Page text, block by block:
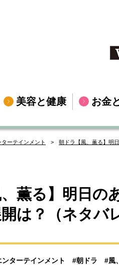
美容と健康 お金
ターテインメント 朝ドラ【風、薫る】明
薫る】明日の
は？（ネタバ
ンターテインメント #朝ドラ #風